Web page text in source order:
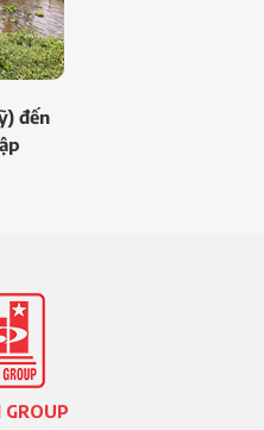
đến
GROUP